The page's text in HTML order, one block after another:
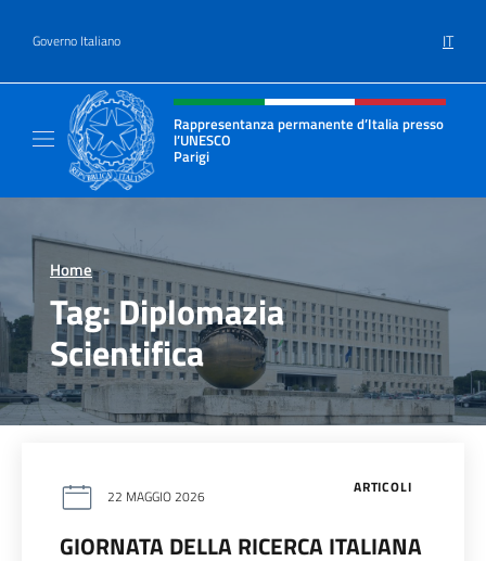
Governo Italiano IT
Intestazione sito, social e menù
Rappresentanza permanente d’Italia presso
l’UNESCO
Parigi
Il sito ufficiale della Rappresentanza
Home >
Tag:Diplomazia
Scientifica
ARTICOLI
22 MAGGIO 2026
GIORNATA DELLA RICERCA ITALIANA